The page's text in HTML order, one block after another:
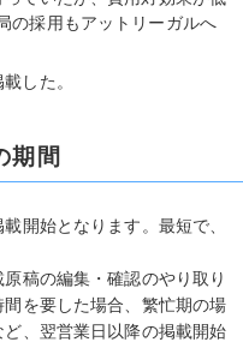
の採用もアットリーガルへ
した。
期間
開始となります。最短で、
稿の編集・確認のやり取り
を要した場合、繁忙期の場
、翌営業日以降の掲載開始